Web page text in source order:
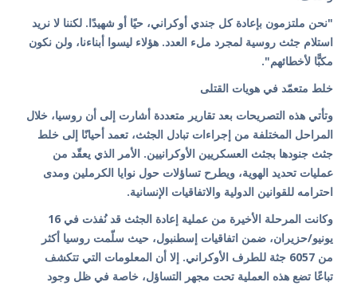
"نحن ملتزمون بإعادة كل جندي أوكراني، حيًا أو شهيدًا. لكننا لا نريد
استلام جثث روسية لمجرد ملء العدد. هؤلاء ليسوا أبناءنا، ولن نكون
مكبًّا لأخطائهم".
خلط متعمّد في هويات القتلى
وتأتي هذه التصريحات بعد تقارير متعددة أشارت إلى أن روسيا، خلال
المراحل المختلفة من إجراءات تبادل الجثث، تعمد أحيانًا إلى خلط
جثث جنودها بجثث العسكريين الأوكرانيين. الأمر الذي يعقّد من
عمليات تحديد الهوية، ويطرح تساؤلات حول نوايا الكرملين ومدى
احترامه للقوانين الدولية والاتفاقيات الإنسانية.
وكانت المرحلة الأخيرة من عملية إعادة الجثث قد نُفذت في 16
يونيو/حزيران، ضمن اتفاقيات إسطنبول، حيث سلّمت روسيا أكثر
من 6057 جثة للطرف الأوكراني. إلا أن المعلومات التي تتكشف
تباعًا تضع هذه العملية تحت مجهر التساؤل، خاصة في ظل وجود